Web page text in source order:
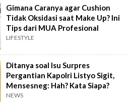
Gimana Caranya agar Cushion
Tidak Oksidasi saat Make Up? Ini
Tips dari MUA Profesional
LIFESTYLE
Ditanya soal Isu Surpres
Pergantian Kapolri Listyo Sigit,
Mensesneg: Hah? Kata Siapa?
NEWS